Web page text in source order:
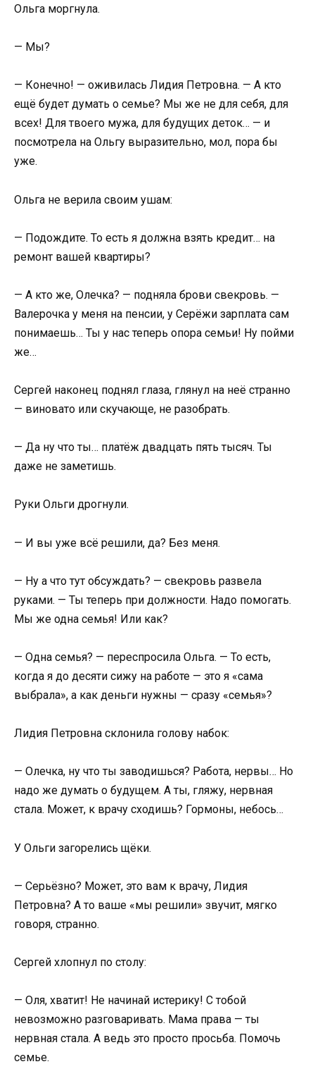
Ольга моргнула.
— Мы?
— Конечно! — оживилась Лидия Петровна. — А кто
ещё будет думать о семье? Мы же не для себя, для
всех! Для твоего мужа, для будущих деток… — и
посмотрела на Ольгу выразительно, мол, пора бы
уже.
Ольга не верила своим ушам:
— Подождите. То есть я должна взять кредит… на
ремонт вашей квартиры?
— А кто же, Олечка? — подняла брови свекровь. —
Валерочка у меня на пенсии, у Серёжи зарплата сам
понимаешь… Ты у нас теперь опора семьи! Ну пойми
же…
Сергей наконец поднял глаза, глянул на неё странно
— виновато или скучающе, не разобрать.
— Да ну что ты… платёж двадцать пять тысяч. Ты
даже не заметишь.
Руки Ольги дрогнули.
— И вы уже всё решили, да? Без меня.
— Ну а что тут обсуждать? — свекровь развела
руками. — Ты теперь при должности. Надо помогать.
Мы же одна семья! Или как?
— Одна семья? — переспросила Ольга. — То есть,
когда я до десяти сижу на работе — это я «сама
выбрала», а как деньги нужны — сразу «семья»?
Лидия Петровна склонила голову набок:
— Олечка, ну что ты заводишься? Работа, нервы… Но
надо же думать о будущем. А ты, гляжу, нервная
стала. Может, к врачу сходишь? Гормоны, небось…
У Ольги загорелись щёки.
— Серьёзно? Может, это вам к врачу, Лидия
Петровна? А то ваше «мы решили» звучит, мягко
говоря, странно.
Сергей хлопнул по столу:
— Оля, хватит! Не начинай истерику! С тобой
невозможно разговаривать. Мама права — ты
нервная стала. А ведь это просто просьба. Помочь
семье.